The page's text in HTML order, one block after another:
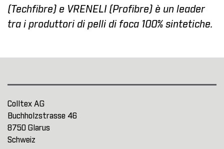
(Techfibre) e VRENELI (Profibre) è un leader
tra i produttori di pelli di foca 100% sintetiche.
Colltex AG
Buchholzstrasse 46
8750 Glarus
Schweiz